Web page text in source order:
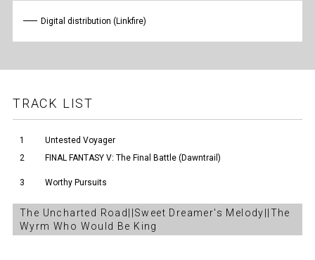
Digital distribution (Linkfire)
TRACK LIST
1
Untested Voyager
2
FINAL FANTASY V: The Final Battle (Dawntrail)
3 Worthy Pursuits
The Uncharted Road||Sweet Dreamer's Melody||The
Wyrm Who Would Be King